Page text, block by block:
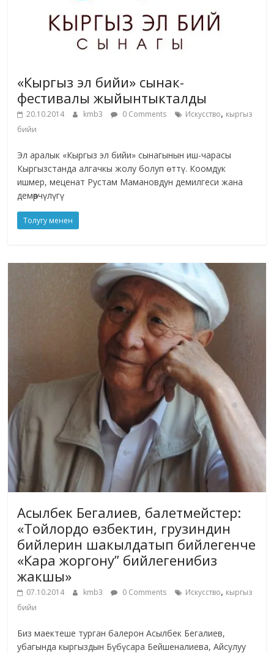
«Кыргыз эл бийи» сынак-
фестивалы жыйынтыкталды
20.10.2014 kmb3 0 Comments Искусство, кыргыз
бийи
Эл аралык «Кыргыз эл бийи» сынагынын иш-чарасы
Кыргызстанда алгачкы жолу болуп ѳттү. Коомдук
ишмер, меценат Рустам Мамановдун демилгеси жана
демөөрчүлүгү
Толугу менен
Асылбек Бегалиев, балетмейстер:
«Тойлордо өзбектин, грузиндин
бийлерин шакылдатып бийлегенче
«Кара жоргону” бийлегенибиз
жакшы»
07.10.2014 kmb3 0 Comments Искусство, кыргыз
бийи
Биз маектеше турган балерон Асылбек Бегалиев,
убагында кыргыздын Бүбүсара Бейшеналиева, Айсулуу